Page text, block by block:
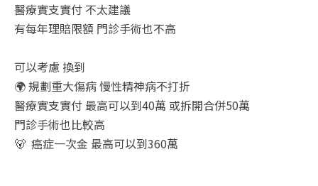
醫療實支實付 不太建議
有每年理賠限額 門診手術也不高
可以考慮 換到
🌍 規劃重大傷病 慢性精神病不打折
醫療實支實付 最高可以到40萬 或拆開合併50萬
門診手術也比較高
🐻 癌症一次金 最高可以到360萬